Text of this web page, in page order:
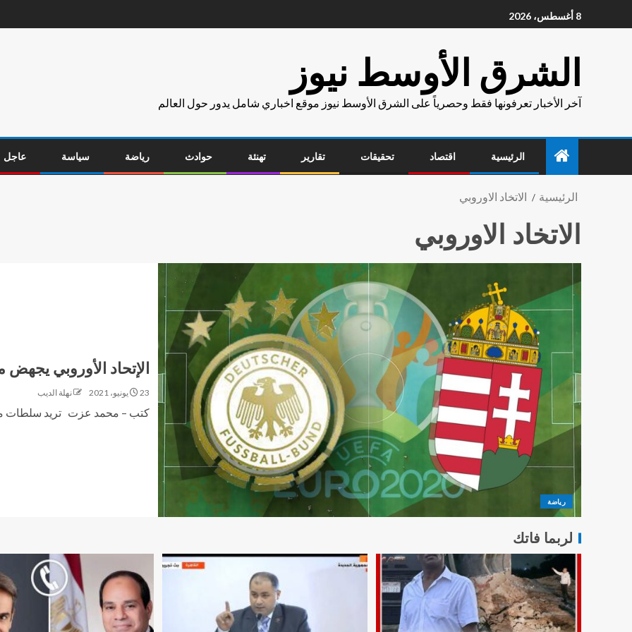
8 أغسطس، 2026
الشرق الأوسط نيوز
آخر الأخبار تعرفونها فقط وحصرياً على الشرق الأوسط نيوز موقع اخباري شامل يدور حول العالم
الرئيسية اقتصاد تحقيقات تقارير تهنئة حوادث رياضة سياسة عاجل
الرئيسية الاتخاد الاوروبي
الاتخاد الاوروبي
رياضة
الإتحاد الأوروبي يجهض
23 يونيو، 2021 نهلة الديب
كتب – محمد عزت تريد سلطات
لربما فاتك